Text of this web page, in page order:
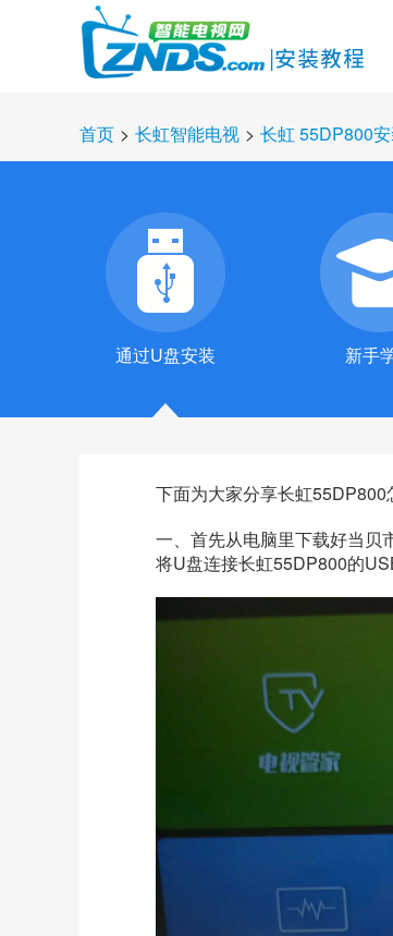
首页 > 长虹智能电视 > 长虹 55DP800
通过U盘安装 新手
下面为大家分享长虹55DP800
一、首先从电脑里下载好当贝
将U盘连接长虹55DP800的